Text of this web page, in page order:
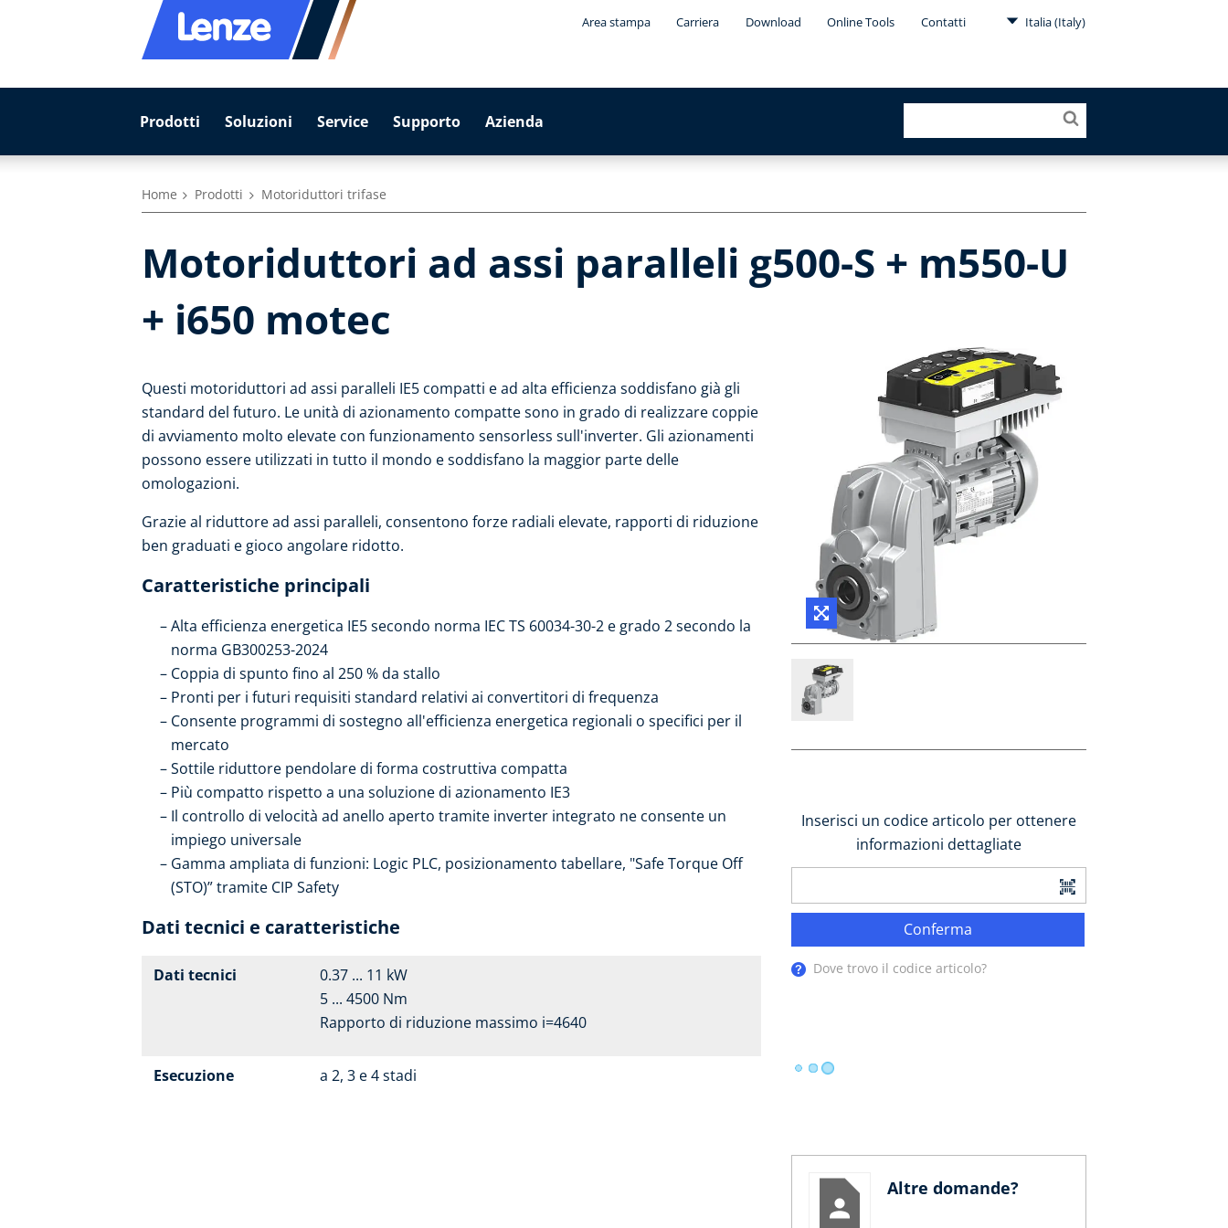
Area stampa Carriera Download Online Tools Contatti Italia (Italy)
Prodotti Soluzioni Service Supporto Azienda
Home Prodotti Motoriduttori trifase
Motoriduttori ad assi paralleli g500-S + m550-U
+ i650 motec
Questi motoriduttori ad assi paralleli IE5 compatti e ad alta efficienza soddisfano già gli
standard del futuro. Le unità di azionamento compatte sono in grado di realizzare coppie
di avviamento molto elevate con funzionamento sensorless sull'inverter. Gli azionamenti
possono essere utilizzati in tutto il mondo e soddisfano la maggior parte delle
omologazioni.
Grazie al riduttore ad assi paralleli, consentono forze radiali elevate, rapporti di riduzione
ben graduati e gioco angolare ridotto.
Caratteristiche principali
Alta efficienza energetica IE5 secondo norma IEC TS 60034-30-2 e grado 2 secondo la
norma GB300253-2024
Coppia di spunto fino al 250 % da stallo
Pronti per i futuri requisiti standard relativi ai convertitori di frequenza
Consente programmi di sostegno all'efficienza energetica regionali o specifici per il
mercato
Sottile riduttore pendolare di forma costruttiva compatta
Più compatto rispetto a una soluzione di azionamento IE3
Il controllo di velocità ad anello aperto tramite inverter integrato ne consente un
impiego universale
Gamma ampliata di funzioni: Logic PLC, posizionamento tabellare, "Safe Torque Off
(STO)” tramite CIP Safety
Dati tecnici e caratteristiche
Dati tecnici
0.37 ... 11 kW
5 ... 4500 Nm
Rapporto di riduzione massimo i=4640
Esecuzione a 2, 3 e 4 stadi
Inserisci un codice articolo per ottenere
informazioni dettagliate
Conferma
Dove trovo il codice articolo?
Altre domande?